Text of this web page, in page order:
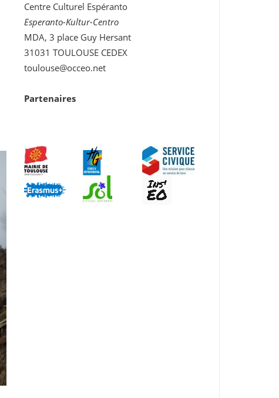
Centre Culturel Espéranto
Esperanto-Kultur-Centro
MDA, 3 place Guy Hersant
31031 TOULOUSE CEDEX
toulouse@occeo.net
Partenaires